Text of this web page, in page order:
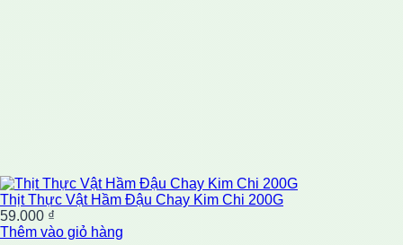
Thịt Thực Vật Hầm Đậu Chay Kim Chi 200G
59.000 ₫
Thêm vào giỏ hàng